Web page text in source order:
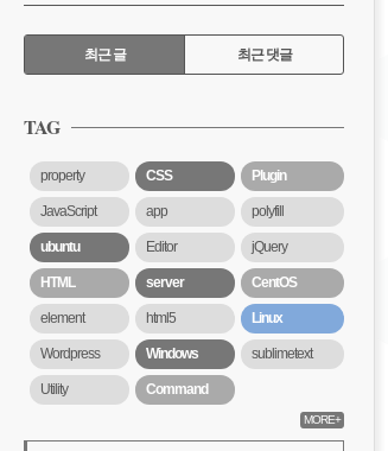
RECENTLY
최근 글 최근 댓글
근
글
TAG
property CSS Plugin
JavaScript app polyfill
ubuntu Editor jQuery
HTML server CentOS
element html5 Linux
Wordpress Windows sublimetext
Utility Command
MORE+